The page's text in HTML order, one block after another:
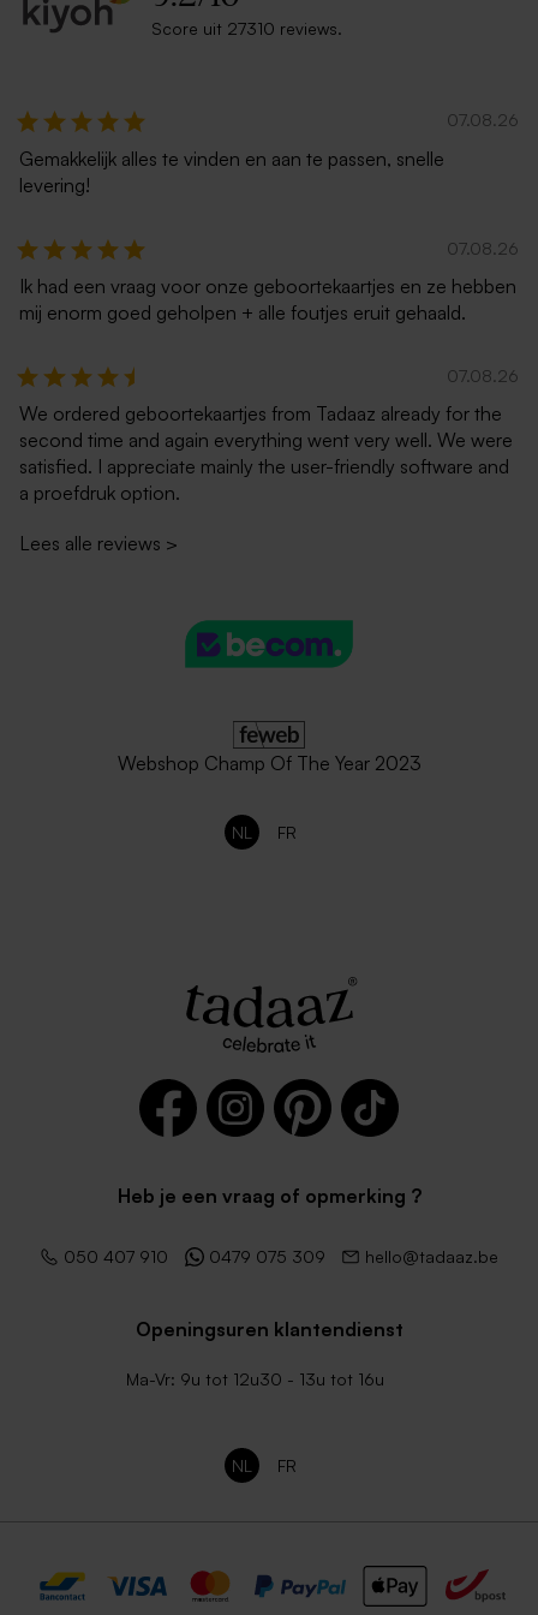
Eucalyptus groene envelop
Vierkante zachtroze envelop
Score uit 27310 reviews.
07.08.26
Gemakkelijk alles te vinden en aan te passen, snelle
levering!
07.08.26
Ik had een vraag voor onze geboortekaartjes en ze hebben
mij enorm goed geholpen + alle foutjes eruit gehaald.
07.08.26
We ordered geboortekaartjes from Tadaaz already for the
second time and again everything went very well. We were
satisfied. I appreciate mainly the user-friendly software and
a proefdruk option.
Lees alle reviews >
Webshop Champ Of The Year 2023
NL FR
Heb je een vraag of opmerking ?
050 407 910 0479 075 309 hello@tadaaz.be
Openingsuren klantendienst
Ma-Vr: 9u tot 12u30 - 13u tot 16u
NL FR